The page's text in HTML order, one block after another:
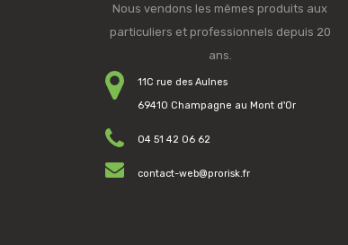
Nous vendons les mêmes produits aux
particuliers et professionnels depuis 20
ans.
11C rue des Aulnes
69410 Champagne au Mont d'Or
04 51 42 06 62
contact-web@prorisk.fr